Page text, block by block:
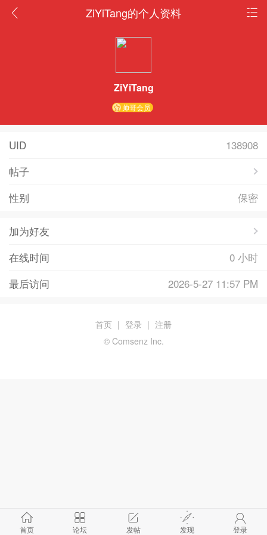
ZiYiTang的个人资料
ZiYiTang
帅哥会员
UID
138908
帖子
性别
保密
加为好友
在线时间
0 小时
最后访问
2026-5-27 11:57 PM
首页 论坛 发帖 发现 登录
首页 | 登录 | 注册
© Comsenz Inc.